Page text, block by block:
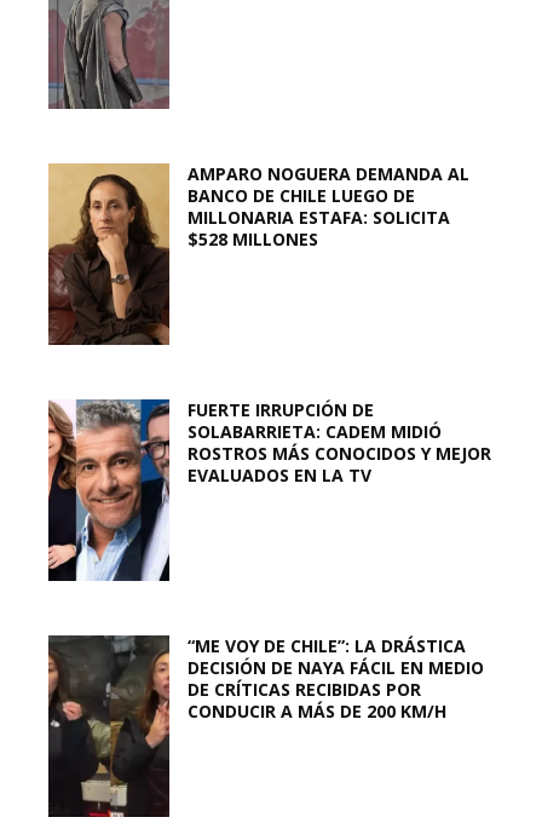
AMPARO NOGUERA DEMANDA AL
BANCO DE CHILE LUEGO DE
MILLONARIA ESTAFA: SOLICITA
$528 MILLONES
FUERTE IRRUPCIÓN DE
SOLABARRIETA: CADEM MIDIÓ
ROSTROS MÁS CONOCIDOS Y MEJOR
EVALUADOS EN LA TV
“ME VOY DE CHILE”: LA DRÁSTICA
DECISIÓN DE NAYA FÁCIL EN MEDIO
DE CRÍTICAS RECIBIDAS POR
CONDUCIR A MÁS DE 200 KM/H